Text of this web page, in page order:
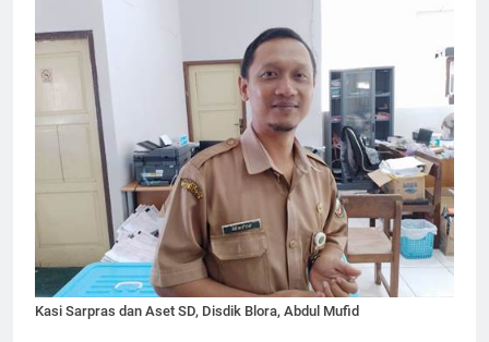
Kasi Sarpras dan Aset SD, Disdik Blora, Abdul Mufid